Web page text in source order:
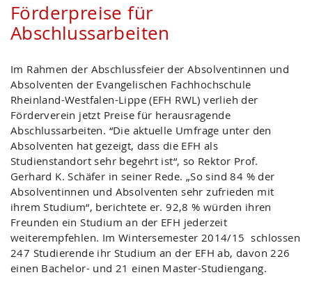
Förderpreise für
Abschlussarbeiten
Im Rahmen der Abschlussfeier der Absolventinnen und
Absolventen der Evangelischen Fachhochschule
Rheinland-Westfalen-Lippe (EFH RWL) verlieh der
Förderverein jetzt Preise für herausragende
Abschlussarbeiten. “Die aktuelle Umfrage unter den
Absolventen hat gezeigt, dass die EFH als
Studienstandort sehr begehrt ist“, so Rektor Prof.
Gerhard K. Schäfer in seiner Rede. „So sind 84 % der
Absolventinnen und Absolventen sehr zufrieden mit
ihrem Studium“, berichtete er. 92,8 % würden ihren
Freunden ein Studium an der EFH jederzeit
weiterempfehlen. Im Wintersemester 2014/15 schlossen
247 Studierende ihr Studium an der EFH ab, davon 226
einen Bachelor- und 21 einen Master-Studiengang.